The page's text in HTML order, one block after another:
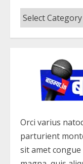
Categories
Orci varius
parturient
sit amet